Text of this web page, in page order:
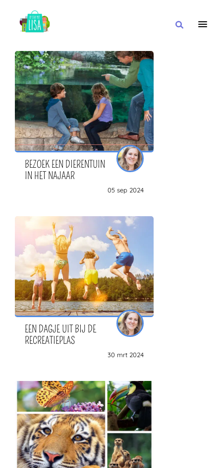
IN DE BUURT VAN
BEZOEK EEN DIERENTUIN
IN HET NAJAAR
05 sep 2024
EEN DAGJE UIT BIJ DE
RECREATIEPLAS
30 mrt 2024